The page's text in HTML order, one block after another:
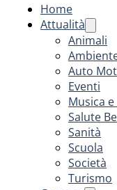
Home
Attualità
Animali
Auto
Eventi
Musica
Salute
Sanità
Scuola
Società
Turismo